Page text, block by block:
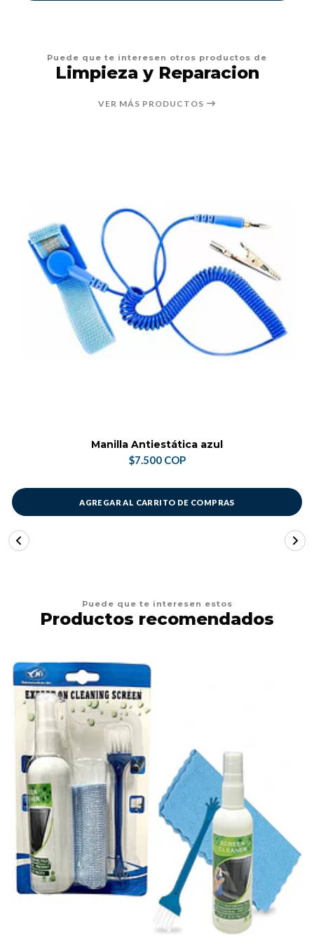
Puede que te interesen otros productos de
Limpieza y Reparacion
VER MÁS PRODUCTOS
Manilla Antiestática azul
$7.500 COP
AGREGAR AL CARRITO DE COMPRAS
Puede que te interesen estos
Productos recomendados